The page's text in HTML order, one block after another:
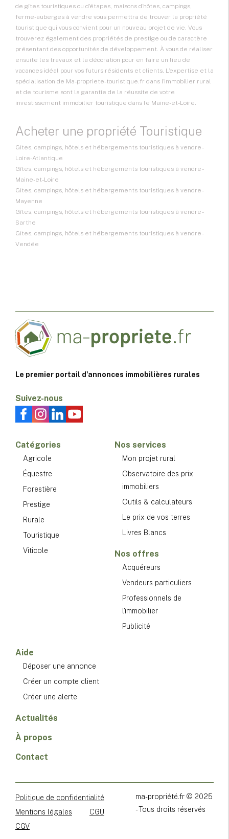
de gîtes touristiques ou d’étapes, maisons d’hôtes, campings,
ferme-auberges à vendre vous permettra de trouver la propriété
touristique qui vous convient pour un nouveau projet de vie. Vous
trouverez également des propriétés de prestige ou de caractère
présentant des opportunités de développement. À vous de réaliser
ensuite les travaux et la décoration pour en faire un lieu de
vacances idéal pour vos futurs résidents et clients. L’expertise et la
spécialisation de Ma-propriete-touristique.fr dans l’immobilier rural
et de tourisme sont la garantie de la réussite de votre
investissement immobilier touristique dans le Maine-et-Loire.
Acheter une propriété Touristique
Gîtes, campings, hôtels et hébergements touristiques à vendre -
Loire-Atlantique
Gîtes, campings, hôtels et hébergements touristiques à vendre -
Maine-et-Loire
Gîtes, campings, hôtels et hébergements touristiques à vendre -
Mayenne
Gîtes, campings, hôtels et hébergements touristiques à vendre -
Sarthe
Gîtes, campings, hôtels et hébergements touristiques à vendre -
Vendée
Le premier portail d'annonces immobilières rurales
Suivez-nous
Catégories
Agricole
Équestre
Forestière
Prestige
Rurale
Touristique
Viticole
Nos services
Mon projet rural
Observatoire des prix
immobiliers
Outils & calculateurs
Le prix de vos terres
Livres Blancs
Nos offres
Acquéreurs
Vendeurs particuliers
Professionnels de
l'immobilier
Publicité
Aide
Déposer une annonce
Créer un compte client
Créer une alerte
Actualités
À propos
Contact
Politique de confidentialité
Mentions légales
CGU
CGV
ma-propriété.fr © 2025
- Tous droits réservés